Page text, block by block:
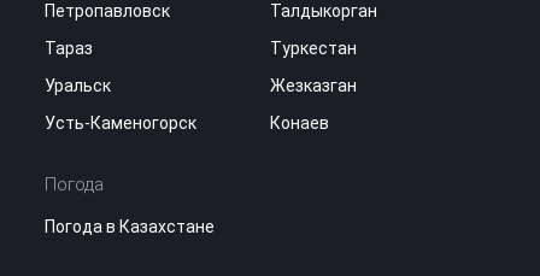
Петропавловск
Талдыкорган
Тараз
Туркестан
Уральск
Жезказган
Усть-Каменогорск
Конаев
Погода
Погода в Казахстане